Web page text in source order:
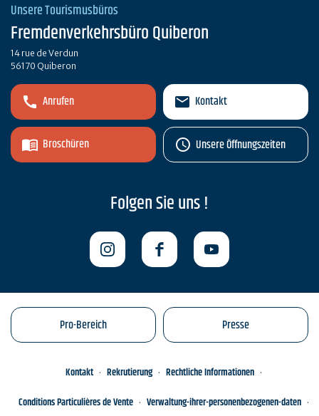
Unsere Tourismusbüros
Fremdenverkehrsbüro Quiberon
14 rue de Verdun
56170 Quiberon
Anrufen
Broschüren
Kontakt
Unsere Öffnungszeiten
Folgen Sie uns !
Pro-Bereich Presse
Kontakt Rekrutierung
Rechtliche Informationen
Conditions Particulières de Vente
Verwaltung-ihrer-personenbezogenen-daten